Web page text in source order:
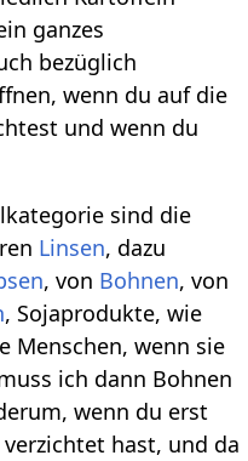
ganzes
bezüglich
wenn du auf die
und wenn du
sind die
Linsen, dazu
, von Bohnen, von
, Sojaprodukte, wie
Menschen, wenn sie
ich dann Bohnen
wenn du erst
verzichtet hast, und da